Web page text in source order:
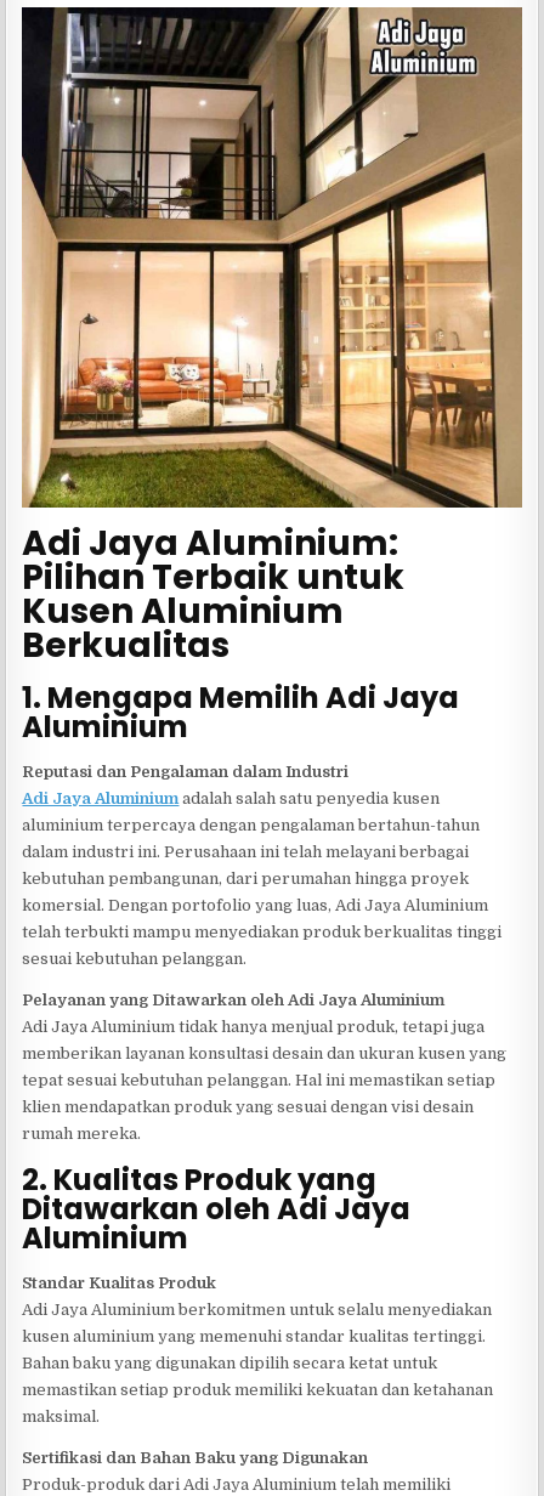
Adi Jaya Aluminium:
Pilihan Terbaik untuk
Kusen Aluminium
Berkualitas
1. Mengapa Memilih Adi Jaya
Aluminium
Reputasi dan Pengalaman dalam Industri
Adi Jaya Aluminiumadalah salah satu penyedia kusen
aluminium terpercaya dengan pengalaman bertahun-tahun
dalam industri ini. Perusahaan ini telah melayani berbagai
kebutuhan pembangunan, dari perumahan hingga proyek
komersial. Dengan portofolio yang luas, Adi Jaya Aluminium
telah terbukti mampu menyediakan produk berkualitas tinggi
sesuai kebutuhan pelanggan.
Pelayanan yang Ditawarkan oleh Adi Jaya Aluminium
Adi Jaya Aluminium tidak hanya menjual produk, tetapi juga
memberikan layanan konsultasi desain dan ukuran kusen yang
tepat sesuai kebutuhan pelanggan. Hal ini memastikan setiap
klien mendapatkan produk yang sesuai dengan visi desain
rumah mereka.
2. Kualitas Produk yang
Ditawarkan oleh Adi Jaya
Aluminium
Standar Kualitas Produk
Adi Jaya Aluminium berkomitmen untuk selalu menyediakan
kusen aluminium yang memenuhi standar kualitas tertinggi.
Bahan baku yang digunakan dipilih secara ketat untuk
memastikan setiap produk memiliki kekuatan dan ketahanan
maksimal.
Sertifikasi dan Bahan Baku yang Digunakan
Produk-produk dari Adi Jaya Aluminium telah memiliki